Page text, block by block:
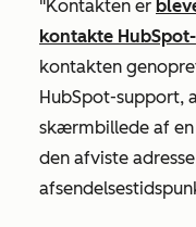
"Kontakten er
kontakte
kontakten
HubSpot-support,
skærmbillede af
den afviste